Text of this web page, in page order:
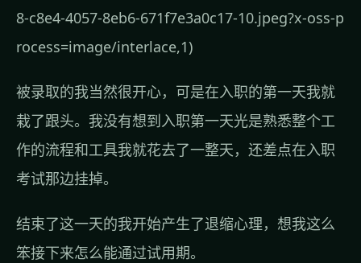
8-c8e4-4057-8eb6-671f7e3a0c17-10.jpeg?x-oss-p
rocess=image/interlace,1)
被录取的我当然很开心，可是在入职的第一天我就
栽了跟头。我没有想到入职第一天光是熟悉整个工
作的流程和工具我就花去了一整天，还差点在入职
考试那边挂掉。
结束了这一天的我开始产生了退缩心理，想我这么
笨接下来怎么能通过试用期。